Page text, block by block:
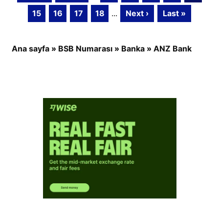
15
16 17 18 ... Next › Last »
Ana sayfa » BSB Numarası » Banka » ANZ Bank